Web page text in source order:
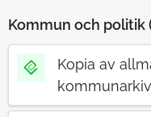
Kommun och politik
Kopia av